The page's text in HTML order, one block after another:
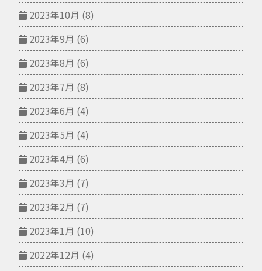
2023年10月 (8)
2023年9月 (6)
2023年8月 (6)
2023年7月 (8)
2023年6月 (4)
2023年5月 (4)
2023年4月 (6)
2023年3月 (7)
2023年2月 (7)
2023年1月 (10)
2022年12月 (4)